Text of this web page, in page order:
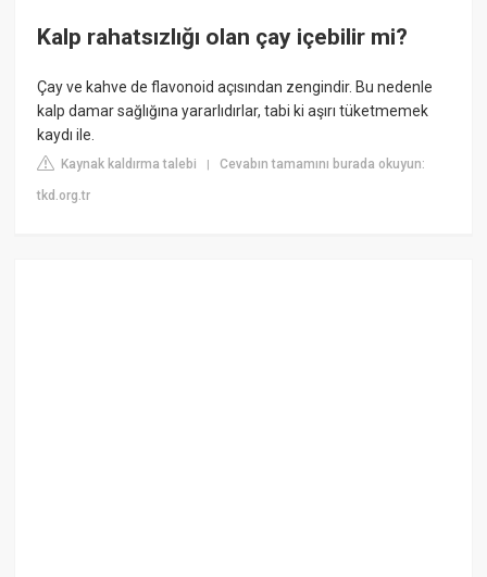
Kalp rahatsızlığı olan çay içebilir mi?
Çay ve kahve de flavonoid açısından zengindir. Bu nedenle
kalp damar sağlığına yararlıdırlar, tabi ki aşırı tüketmemek
kaydı ile.
Kaynak kaldırma talebi |Cevabın tamamını burada okuyun:
tkd.org.tr